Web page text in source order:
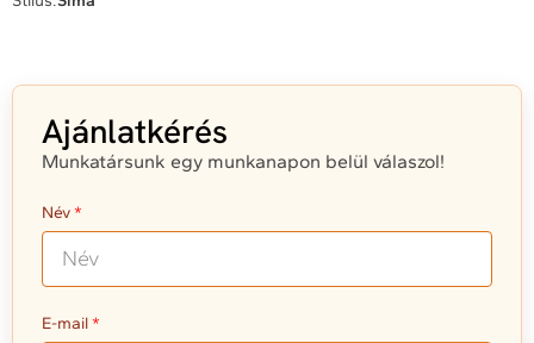
Ajánlatkérés
Munkatársunk egy munkanapon belül válaszol!
Név
E-mail